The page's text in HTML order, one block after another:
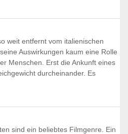
weit entfernt vom italienischen
Auswirkungen kaum eine Rolle
Menschen. Erst die Ankunft eines
durcheinander. Es
sind ein beliebtes Filmgenre. Ein